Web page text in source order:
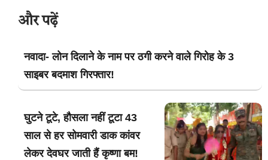
और पढ़ें
नवादा- लोन दिलाने के नाम पर ठगी करने वाले गिरोह के 3
साइबर बदमाश गिरफ्तार!
घुटने टूटे, हौसला नहीं टूटा 43
साल से हर सोमवारी डाक कांवर
लेकर देवघर जाती हैं कृष्णा बम!